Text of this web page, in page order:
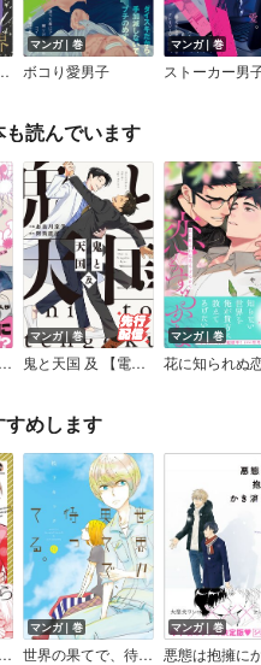
世界特集
マンガ｜巻
ボコり愛男子
マンガ｜巻
ストーカー男
読んでいます
ラブアタックセフレバトル
マンガ｜巻
鬼と天国 及 【電子限定特典付き】
マンガ｜巻
めします
地下アイドル、はじめました！【Renta！＆電子限定かきおろし漫画付】
マンガ｜巻
世界の果てで、待ってる。
マンガ｜巻